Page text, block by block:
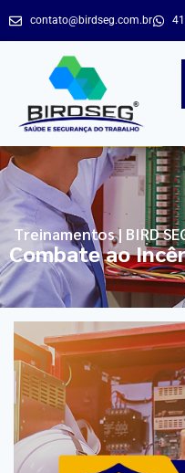
contato@birdseg.com.br
Treinamentos | BIRD
Combate ao